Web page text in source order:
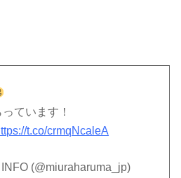
ています！
t.co/crmqNcaleA
(@miuraharuma_jp)